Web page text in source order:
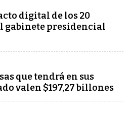
digital de los 20
gabinete presidencial
que tendrá en sus
valen $197,27 billones